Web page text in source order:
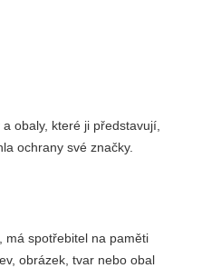
obaly, které ji představují,
ochrany své značky.
má spotřebitel na paměti
obrázek, tvar nebo obal